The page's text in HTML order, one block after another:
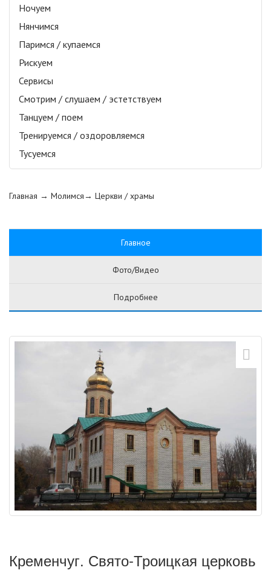
Ночуем
Нянчимся
Паримся / купаемся
Рискуем
Сервисы
Смотрим / слушаем / эстетствуем
Танцуем / поем
Тренируемся / оздоровляемся
Тусуемся
Главная → Молимся→ Церкви / храмы
Главное
Фото/Видео
Подробнее
Кременчуг. Свято-Троицкая церковь